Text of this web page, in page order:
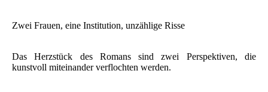
Zwei Frauen, eine Institution, unzählige Risse
Das Herzstück des Romans sind zwei Perspektiven, die
kunstvoll miteinander verflochten werden.